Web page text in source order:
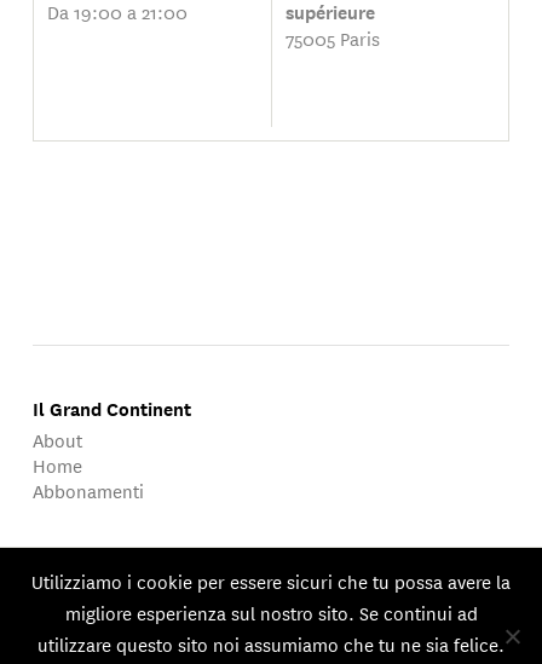
Da 19:00 a 21:00
supérieure
75005 Paris
Il Grand Continent
About
Home
Abbonamenti
About
Published by Groupe d'Études Géopolitiques.
Utilizziamo i cookie per essere sicuri che tu possa avere la
migliore esperienza sul nostro sito. Se continui ad
utilizzare questo sito noi assumiamo che tu ne sia felice.